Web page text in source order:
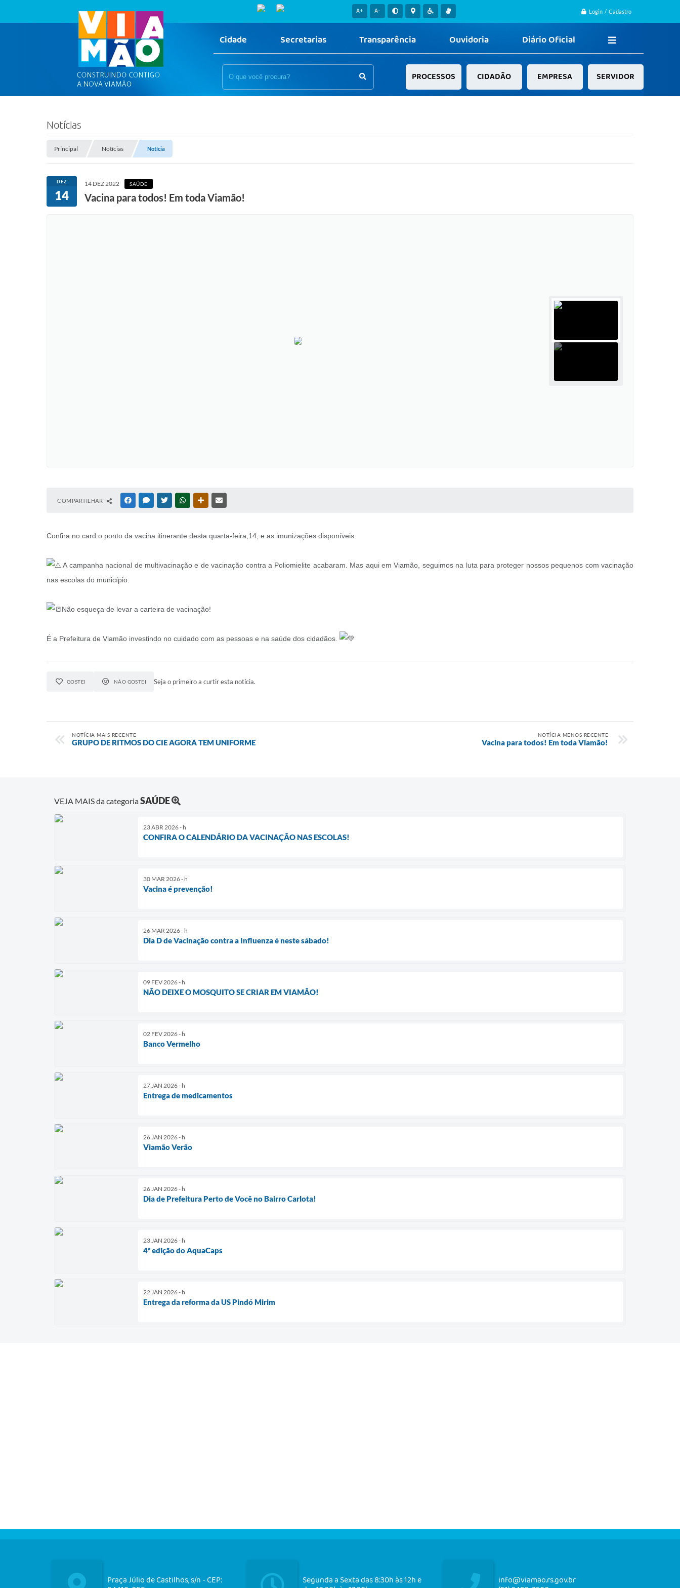
Login / Cadastro
A+ A-
Cidade Secretarias Transparência Ouvidoria Diário Oficial
PROCESSOS CIDADÃO EMPRESA SERVIDOR
Notícias
Principal Notícias Notícia
DEZ
14
14 DEZ 2022 SAÚDE
Vacina para todos! Em toda Viamão!
COMPARTILHAR FACEBOOKMESSENGER
TWITTERWHATSAPPOUTRAS MÍDIAS
Confira no card o ponto da vacina itinerante desta quarta-feira,14, e as imunizações disponíveis.
A campanha nacional de multivacinação e de vacinação contra a Poliomielite acabaram. Mas aqui em Viamão, seguimos na luta para proteger nossos pequenos com vacinação
nas escolas do município.
Não esqueça de levar a carteira de vacinação!
É a Prefeitura de Viamão investindo no cuidado com as pessoas e na saúde dos cidadãos.
GOSTEI NÃO GOSTEI Seja o primeiro a curtir esta notícia.
NOTÍCIA MAIS RECENTE
GRUPO DE RITMOS DO CIE AGORA TEM UNIFORME
NOTÍCIA MENOS RECENTE
Vacina para todos! Em toda Viamão!
VEJA MAIS da categoriaSAÚDE
23 ABR 2026 - h
CONFIRA O CALENDÁRIO DA VACINAÇÃO NAS ESCOLAS!
30 MAR 2026 - h
Vacina é prevenção!
26 MAR 2026 - h
Dia D de Vacinação contra a Influenza é neste sábado!
09 FEV 2026 - h
NÃO DEIXE O MOSQUITO SE CRIAR EM VIAMÃO!
02 FEV 2026 - h
Banco Vermelho
27 JAN 2026 - h
Entrega de medicamentos
26 JAN 2026 - h
Viamão Verão
26 JAN 2026 - h
Dia de Prefeitura Perto de Você no Bairro Carlota!
23 JAN 2026 - h
4ª edição do AquaCaps
22 JAN 2026 - h
Entrega da reforma da US Pindó Mirim
Praça Júlio de Castilhos, s/n - CEP: Segunda a Sexta das 8:30h às 12h e info@viamao.rs.gov.br